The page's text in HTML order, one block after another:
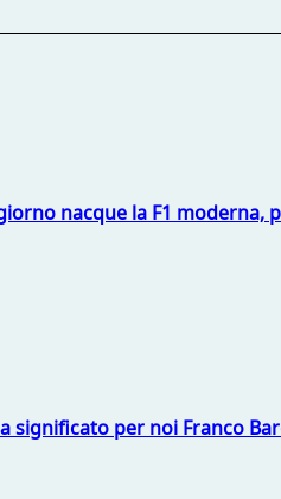
nacque la F1 moderna,
significato per noi Franco